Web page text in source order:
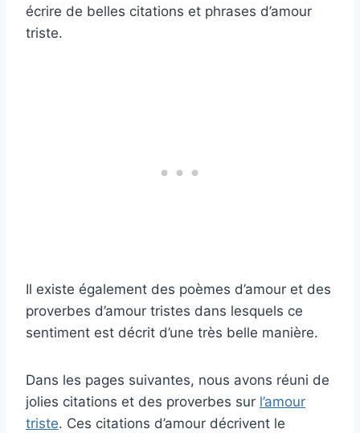
écrire de belles citations et phrases d’amour
triste.
Il existe également des poèmes d’amour et des
proverbes d’amour tristes dans lesquels ce
sentiment est décrit d’une très belle manière.
Dans les pages suivantes, nous avons réuni de
jolies citations et des proverbes sur l’amour
triste. Ces citations d’amour décrivent le